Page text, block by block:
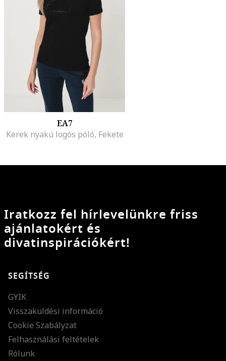
EA7
Kerek nyakú logós póló, Fekete
Iratkozz fel hírlevelünkre friss
ajánlatokért és
divatinspirációkért!
SEGÍTSÉG
GYIK
Visszaküldési információ
Cookie Szabályzat
Felhasználási feltételek
Rólunk